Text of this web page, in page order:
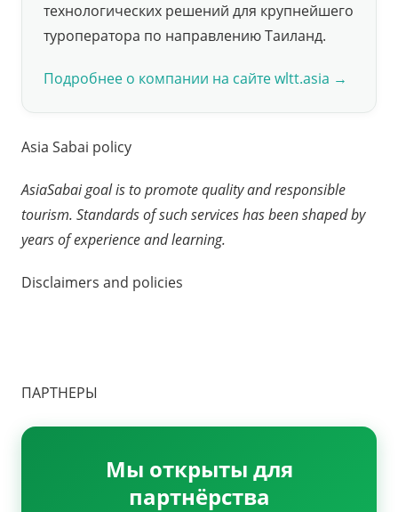
технологических решений для крупнейшего
туроператора по направлению Таиланд.
Подробнее о компании на сайте wltt.asia →
Asia Sabai policy
AsiaSabai goal is to promote quality and responsible
tourism. Standards of such services has been shaped by
years of experience and learning.
Disclaimers and policies
ПАРТНЕРЫ
Мы открыты для
партнёрства